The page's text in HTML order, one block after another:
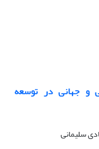
و جهانی در توسعه
سلیمانی